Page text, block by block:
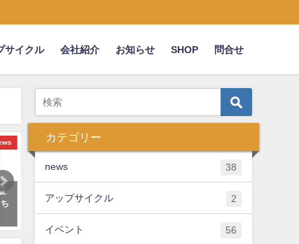
サイクル 会社紹介 お知らせ SHOP 問合せ
粉
簡易トイレをご紹介頂きました
を活用したグッズ販売中！
カテゴリー
news 38
アップサイクル 2
イベント 56